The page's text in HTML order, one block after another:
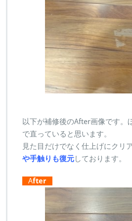
以下が補修後のAfter画像です。
で直っていると思います。
見た目だけでなく仕上げにクリ
や手触りも復元しております。
After